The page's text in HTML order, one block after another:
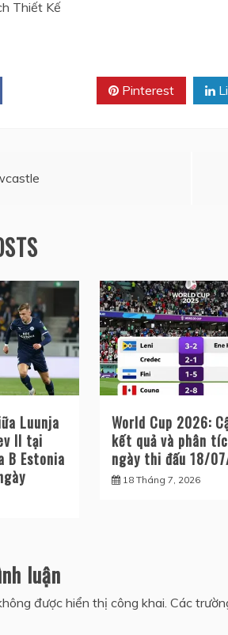
Thiết Kế
Pinterest
Luunja
II tại
B Estonia
World Cup 2026:
kết quả và phân
ngày thi đấu 18/
18 Tháng 7, 2026
luận
được hiển thị công khai. Các